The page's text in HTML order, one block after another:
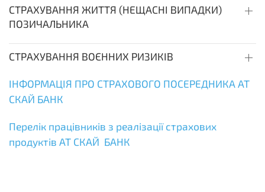
СТРАХУВАННЯ ЖИТТЯ (НЕЩАСНІ ВИПАДКИ)
ПОЗИЧАЛЬНИКА
СТРАХУВАННЯ ВОЄННИХ РИЗИКІВ
ІНФОРМАЦІЯ ПРО СТРАХОВОГО ПОСЕРЕДНИКА АТ
СКАЙ БАНК
Перелік працівників з реалізації страхових
продуктів АТ СКАЙ БАНК